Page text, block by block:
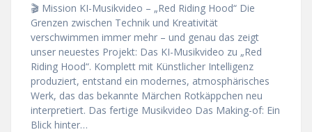
🎬 Mission KI-Musikvideo – „Red Riding Hood“ Die
Grenzen zwischen Technik und Kreativität
verschwimmen immer mehr – und genau das zeigt
unser neuestes Projekt: Das KI-Musikvideo zu „Red
Riding Hood“. Komplett mit Künstlicher Intelligenz
produziert, entstand ein modernes, atmosphärisches
Werk, das das bekannte Märchen Rotkäppchen neu
interpretiert. Das fertige Musikvideo Das Making-of: Ein
Blick hinter…